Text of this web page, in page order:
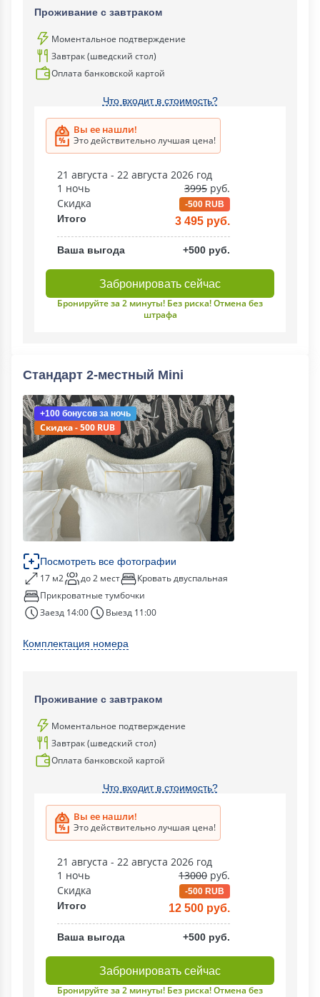
Проживание с завтраком
Моментальное подтверждение
Завтрак (шведский стол)
Оплата банковской картой
Что входит в стоимость?
Вы ее нашли!
Это действительно лучшая цена!
21 августа - 22 августа 2026 год
1 ночь
3995 руб.
Скидка
-500 RUB
Итого 3 495 руб.
Ваша выгода +500 руб.
Забронировать сейчас
Бронируйте за 2 минуты! Без риска! Отмена без
штрафа
Стандарт 2-местный Mini
+100 бонусов за ночь
Скидка - 500 RUB
Посмотреть все фотографии
17 м2 до 2 мест
Кровать двуспальная
Прикроватные тумбочки
Заезд 14:00
Выезд 11:00
Комплектация номера
Проживание с завтраком
Моментальное подтверждение
Завтрак (шведский стол)
Оплата банковской картой
Что входит в стоимость?
Вы ее нашли!
Это действительно лучшая цена!
21 августа - 22 августа 2026 год
1 ночь
13000 руб.
Скидка
-500 RUB
Итого 12 500 руб.
Ваша выгода +500 руб.
Забронировать сейчас
Бронируйте за 2 минуты! Без риска! Отмена без